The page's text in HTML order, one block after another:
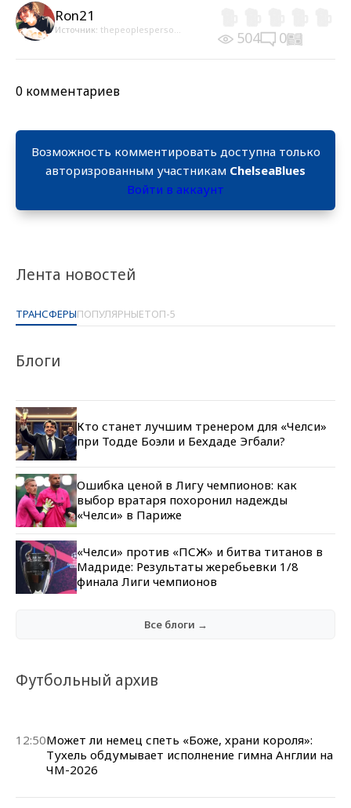
Лента новостей
ТРАНСФЕРЫПОПУЛЯРНЫЕТОП-5
Блоги
Кто станет лучшим тренером для «Челси»
при Тодде Боэли и Бехдаде Эгбали?
Ошибка ценой в Лигу чемпионов: как
выбор вратаря похоронил надежды
«Челси» в Париже
«Челси» против «ПСЖ» и битва титанов в
Мадриде: Результаты жеребьевки 1/8
финала Лиги чемпионов
Все блоги →
Футбольный архив
12:50Может ли немец спеть «Боже, храни короля»:
Тухель обдумывает исполнение гимна Англии на
ЧМ-2026
Ron21
Источник: thepeoplesperso... 504 0
0 комментариев
Возможность комментировать доступна только
авторизрованным участникам ChelseaBlues
Войти в аккаунт